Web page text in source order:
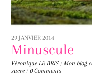
29 JANVIER 2014
Minuscule
Véronique LE BRIS / Mon blog
sucre / 0 Comments